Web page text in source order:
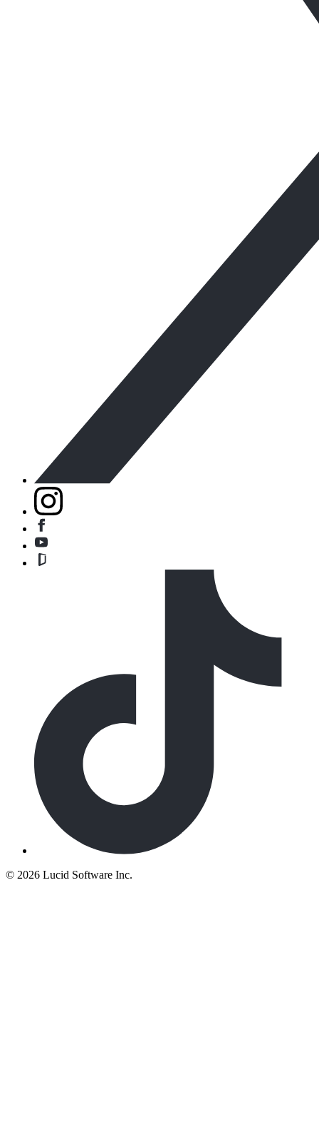
© 2026 Lucid Software Inc.